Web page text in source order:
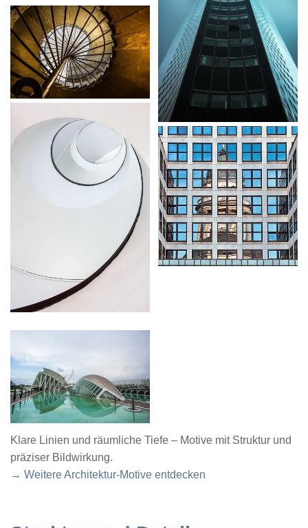
Klare Linien und räumliche Tiefe – Motive mit Struktur und
präziser Bildwirkung.
→ Weitere Architektur-Motive entdecken